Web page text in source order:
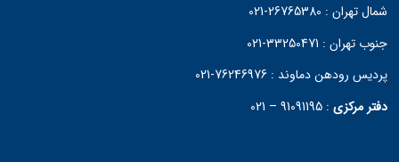
شمال تهران :
جنوب تهران : 33250471-021
پردیس رودهن دماوند :76246976-021
دفتر مرکزی :
91091195 – 021